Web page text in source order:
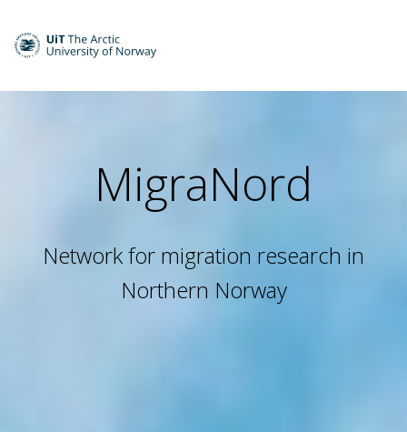
MigraNord
Network for migration research in
Northern Norway